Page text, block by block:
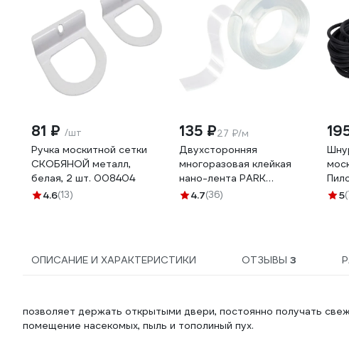
81 ₽ /шт
Ручка москитной сетки
СКОБЯНОЙ металл,
белая, 2 шт. 008404
4.6(13)
135 ₽27 ₽/м
Двухсторонняя
многоразовая клейкая
нано-лента PARK
прозрачная, 5 м 103911
4.7(36) 5
ОПИСАНИЕ И ХАРАКТЕРИСТИКИ ОТЗЫВЫ3
позволяет держать открытыми двери, постоянно получать
помещение насекомых, пыль и тополиный пух.